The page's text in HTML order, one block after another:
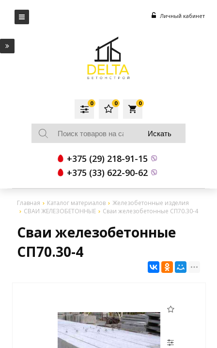
Личный кабинет
local_grocery_store
0
0
0
+375 (29) 218-91-15
+375 (33) 622-90-62
Главная Каталог материалов
Железобетонные изделия
СВАИ ЖЕЛЕЗОБЕТОННЫЕ
Сваи железобетонные СП70.30-4
Сваи железобетонные
СП70.30-4